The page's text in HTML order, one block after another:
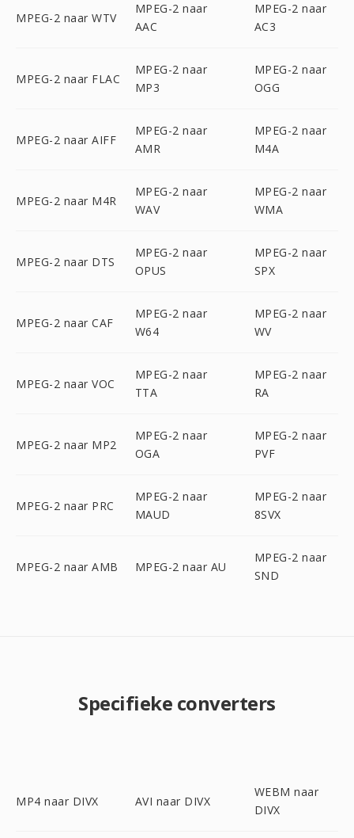
MPEG-2 naar WTV
MPEG-2 naar
AAC
MPEG-2 naar
AC3
MPEG-2 naar FLAC
MPEG-2 naar
MP3
MPEG-2 naar
OGG
MPEG-2 naar AIFF
MPEG-2 naar
AMR
MPEG-2 naar
M4A
MPEG-2 naar M4R
MPEG-2 naar
WAV
MPEG-2 naar
WMA
MPEG-2 naar DTS
MPEG-2 naar
OPUS
MPEG-2 naar
SPX
MPEG-2 naar CAF
MPEG-2 naar
W64
MPEG-2 naar
WV
MPEG-2 naar VOC
MPEG-2 naar
TTA
MPEG-2 naar
RA
MPEG-2 naar MP2
MPEG-2 naar
OGA
MPEG-2 naar
PVF
MPEG-2 naar PRC
MPEG-2 naar
MAUD
MPEG-2 naar
8SVX
MPEG-2 naar AMB MPEG-2 naar AU
MPEG-2 naar
SND
Specifieke converters
MP4 naar DIVX AVI naar DIVX
WEBM naar
DIVX